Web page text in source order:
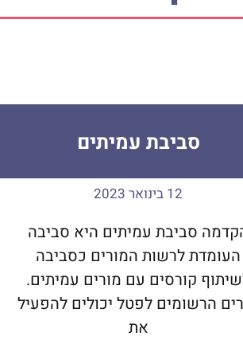
סביבת עמיתים
12 בינואר 2023
סביבת עמיתים היא סביבה
העומדת לרשות המורים כסביבה
קורסים עם מורים עמיתים.
הרשומים לפטל יכולים להפעיל
את